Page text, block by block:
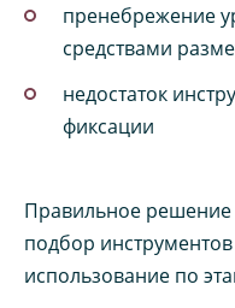
пренебрежение
средствами
недостаток
фиксации
Правильное
подбор
использование по